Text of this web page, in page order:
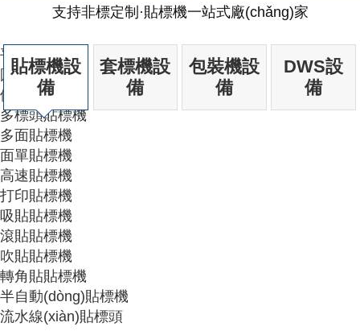
支持非標定制·貼標機一站式廠(chǎng)家
貼標機設
備
平面貼標機
圓瓶貼標機
側面貼標機
多標頭貼標機
多面貼標機
面單貼標機
高速貼標機
打印貼標機
吸貼貼標機
滾貼貼標機
吹貼貼標機
轉角貼貼標機
半自動(dòng)貼標機
流水線(xiàn)貼標頭
套標機設
備
包裝機設
備
DWS設
備